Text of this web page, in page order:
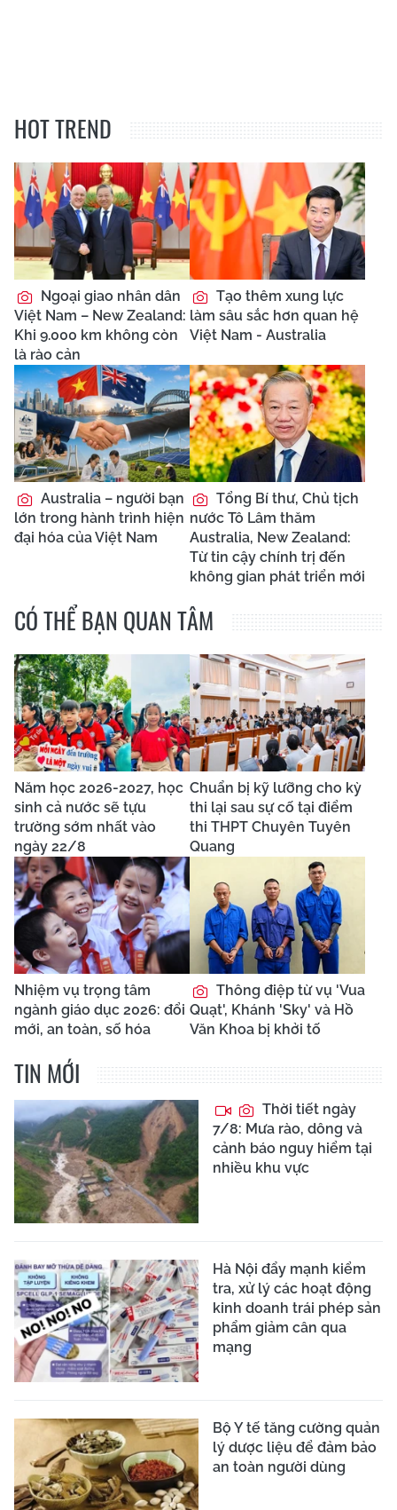
HOT TREND
Ngoại giao nhân dân
Việt Nam – New Zealand:
Khi 9.000 km không còn
là rào cản
Tạo thêm xung lực
làm sâu sắc hơn quan hệ
Việt Nam - Australia
Australia – người bạn
lớn trong hành trình hiện
đại hóa của Việt Nam
Tổng Bí thư, Chủ tịch
nước Tô Lâm thăm
Australia, New Zealand:
Từ tin cậy chính trị đến
không gian phát triển mới
CÓ THỂ BẠN QUAN TÂM
Năm học 2026-2027, học
sinh cả nước sẽ tựu
trường sớm nhất vào
ngày 22/8
Chuẩn bị kỹ lưỡng cho kỳ
thi lại sau sự cố tại điểm
thi THPT Chuyên Tuyên
Quang
Nhiệm vụ trọng tâm
ngành giáo dục 2026: đổi
mới, an toàn, số hóa
Thông điệp từ vụ 'Vua
Quạt', Khánh 'Sky' và Hồ
Văn Khoa bị khởi tố
TIN MỚI
Thời tiết ngày
7/8: Mưa rào, dông và
cảnh báo nguy hiểm tại
nhiều khu vực
Hà Nội đẩy mạnh kiểm
tra, xử lý các hoạt động
kinh doanh trái phép sản
phẩm giảm cân qua
mạng
Bộ Y tế tăng cường quản
lý dược liệu để đảm bảo
an toàn người dùng